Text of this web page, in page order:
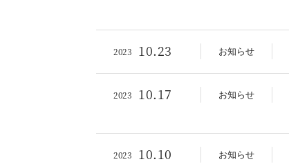
2023 10.23 お知らせ
2023 10.17 お知らせ
2023 10.10 お知らせ